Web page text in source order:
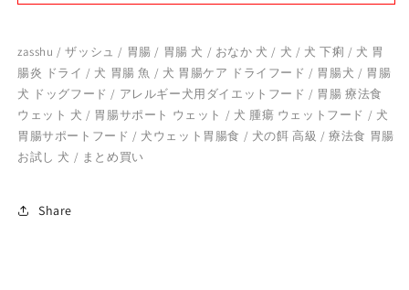
zasshu / ザッシュ / 胃腸 / 胃腸 犬 / おなか 犬 / 犬 / 犬 下痢 / 犬 胃
腸炎 ドライ / 犬 胃腸 魚 / 犬 胃腸ケア ドライフード / 胃腸犬 / 胃腸
犬 ドッグフード / アレルギー犬用ダイエットフード / 胃腸 療法食
ウェット 犬 / 胃腸サポート ウェット / 犬 腫瘍 ウェットフード / 犬
胃腸サポートフード / 犬ウェット胃腸食 / 犬の餌 高級 / 療法食 胃腸
お試し 犬 / まとめ買い
Share